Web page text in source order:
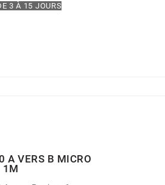
3 À 15 JOURS
A VERS B MICRO
1M